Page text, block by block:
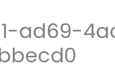
ad69-